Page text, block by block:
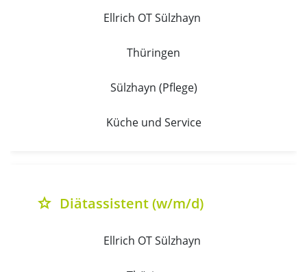
Ellrich OT Sülzhayn
Thüringen
Sülzhayn (Pflege)
Küche und Service
grade Diätassistent (w/m/d)
Ellrich OT Sülzhayn